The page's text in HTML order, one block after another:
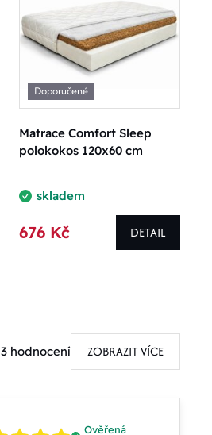
Doporučené
Matrace Comfort Sleep
polokokos 120x60 cm
skladem
676 Kč DETAIL
3 hodnocení ZOBRAZIT VÍCE
Ověřená